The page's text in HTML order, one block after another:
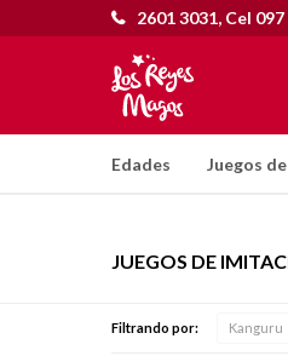
Edades Juegos
2601 3031, Cel
JUEGOS DE
Filtrando por: Kanguru